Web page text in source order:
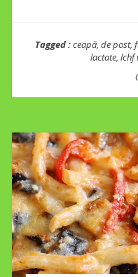
Tagged :ceapă, de post,
lactate, lchf